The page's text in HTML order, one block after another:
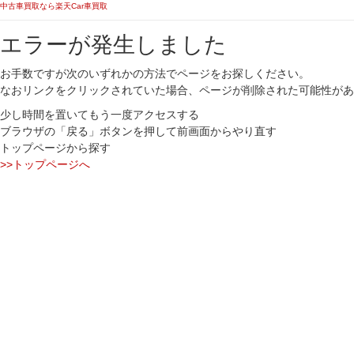
中古車買取なら楽天Car車買取
エラーが発生しました
お手数ですが次のいずれかの方法でページをお探しください。
なおリンクをクリックされていた場合、ページが削除された可能性が
少し時間を置いてもう一度アクセスする
ブラウザの「戻る」ボタンを押して前画面からやり直す
トップページから探す
>>トップページへ